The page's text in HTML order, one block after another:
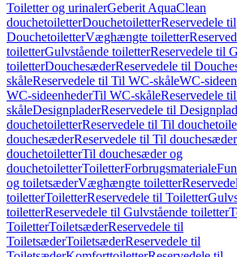
Toiletter og urinalerGeberit AquaClean
douchetoiletterDouchetoiletterReservedele til
DouchetoiletterVæghængte toiletter
toiletterGulvstående toiletterReservedele til
toiletterDouchesæderReservedele til
skåleReservedele til Til WC-skåleWC-
WC-sideenhederTil WC-skåleReservedele
skåleDesignpladerReservedele til
douchetoiletterReservedele til Til
douchesæderReservedele til Til douchesæder
douchetoiletterTil douchesæder og
douchetoiletterToiletterForbrugsmateriale
og toiletsæderVæghængte toiletter
toiletterToiletterReservedele til Toiletter
toiletterReservedele til Gulvstående toiletter
ToiletterToiletsæderReservedele til
ToiletsæderToiletsæderReservedele til